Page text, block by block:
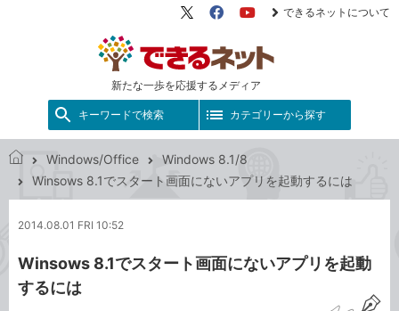
新たな一歩を応援するメディア
X（旧
FacebookYouTube
できるネットについて
キーワードで検索 カテゴリーから探す
で
ネ
ト
Windows/Office
Windows 8.1/8
Winsows 8.1でスタート画面にないアプリを起動するには
2014.08.01 FRI 10:52
Winsows 8.1でスタート画面にないアプリを起動
するには